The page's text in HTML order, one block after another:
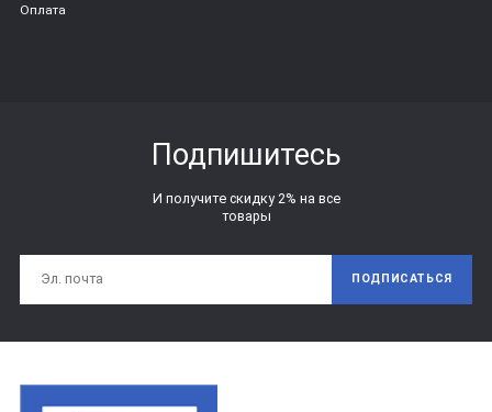
Оплата
Подпишитесь
И получите скидку 2% на все
товары
ПОДПИСАТЬСЯ